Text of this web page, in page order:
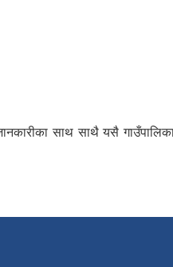
साथ साथै यसै